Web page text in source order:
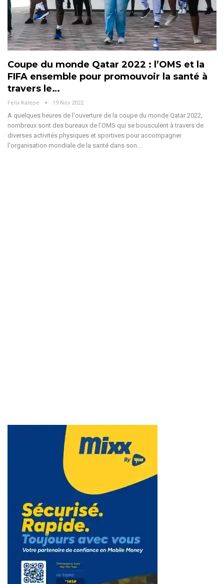
Coupe du monde Qatar 2022 : l’OMS et la
FIFA ensemble pour promouvoir la santé à
travers le…
Felix Kalepe 19 Nov 2022
A quelques heures de l'ouverture de la coupe du monde Qatar 2022,
nombreux sont des bureaux de l'OMS qui se bousculent à travers de
diverses activités physiques et sportives pour accompagner
l'organisation mondiale de la santé dans son…